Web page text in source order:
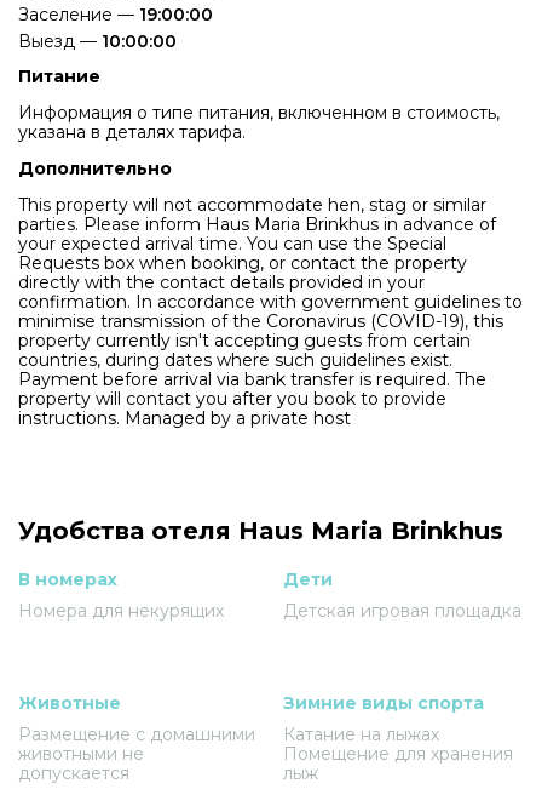
Заселение — 19:00:00
Выезд — 10:00:00
Питание
Информация о типе питания, включенном в стоимость,
указана в деталях тарифа.
Дополнительно
This property will not accommodate hen, stag or similar
parties. Please inform Haus Maria Brinkhus in advance of
your expected arrival time. You can use the Special
Requests box when booking, or contact the property
directly with the contact details provided in your
confirmation. In accordance with government guidelines to
minimise transmission of the Coronavirus (COVID-19), this
property currently isn't accepting guests from certain
countries, during dates where such guidelines exist.
Payment before arrival via bank transfer is required. The
property will contact you after you book to provide
instructions. Managed by a private host
Удобства отеля Haus Maria Brinkhus
В номерах
Номера для некурящих
Дети
Детская игровая площадка
Животные
Размещение с домашними
животными не
допускается
Зимние виды спорта
Катание на лыжах
Помещение для хранения
лыж